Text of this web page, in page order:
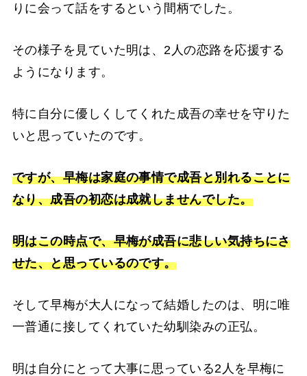
りに会って話をするという間柄でした。
その様子を見ていた明は、2人の恋路を応援する
ようになります。
特に自分に優しくしてくれた成吾の幸せを守りた
いと思っていたのです。
ですが、早梅は家庭の事情で成吾と別れることに
なり、成吾の初恋は成就しませんでした。
明はこの時点で、早梅が成吾に悲しい気持ちにさ
せた、と思っているのです。
そして早梅が大人になって結婚したのは、明に唯
一普通に接してくれていた幼馴染みの正弘。
明は自分にとって大事に思っている2人を早梅に